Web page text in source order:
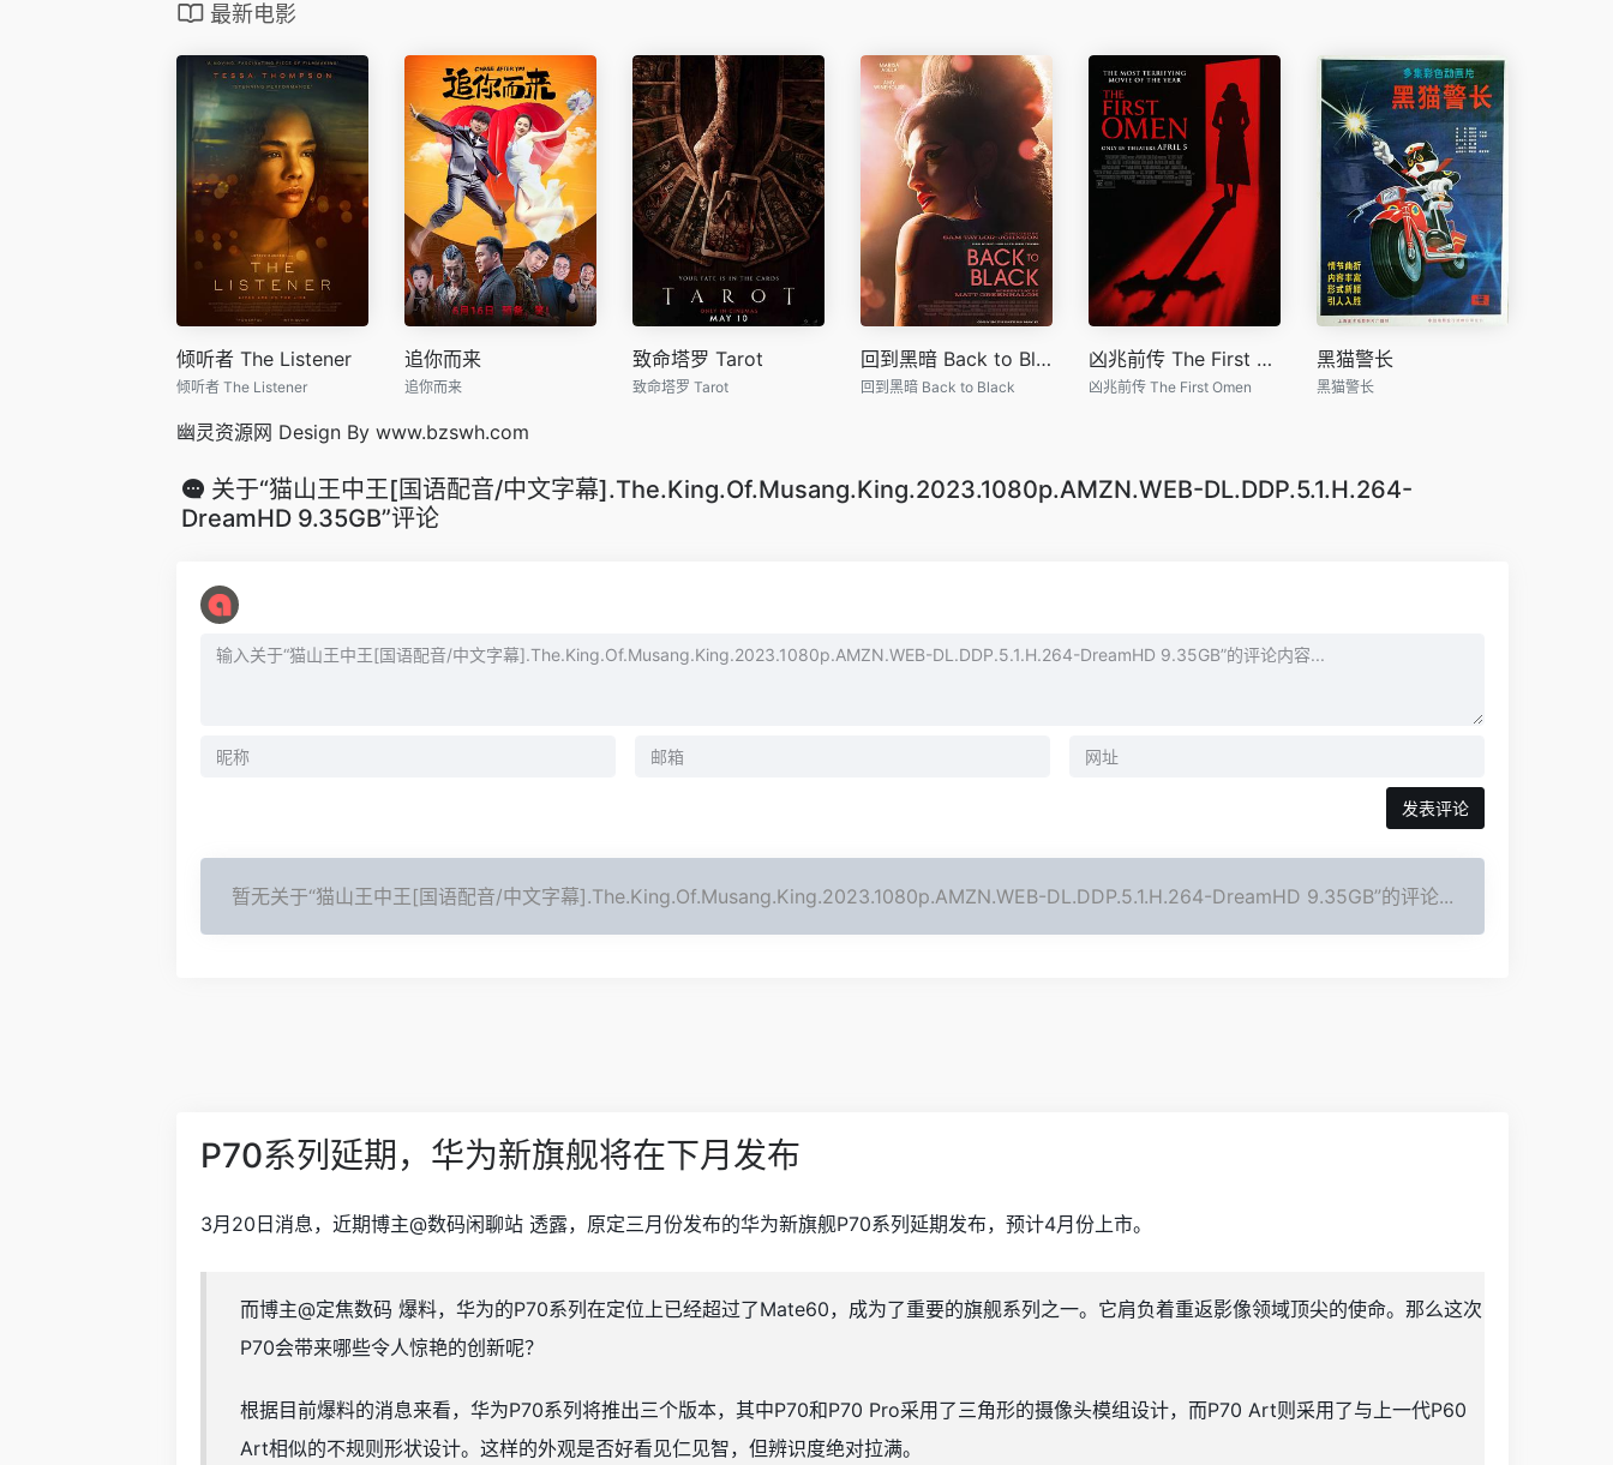
最新电影
倾听者 The Listener
倾听者 The Listener
追你而来
追你而来
致命塔罗 Tarot
致命塔罗 Tarot
回到黑暗 Back to Black
回到黑暗 Back to Black
凶兆前传 The First Omen
凶兆前传 The First Omen
黑猫警长
黑猫警长
幽灵资源网 Design By www.bzswh.com
关于“猫山王中王[国语配音/中文字幕].The.King.Of.Musang.King.2023.1080p.AMZN.WEB-DL.DDP.5.1.H.264-
DreamHD 9.35GB”评论
暂无关于“猫山王中王[国语配音/中文字幕].The.King.Of.Musang.King.2023.1080p.AMZN.WEB-DL.DDP.5.1.H.264-DreamHD 9.35GB”的评论...
P70系列延期，华为新旗舰将在下月发布
3月20日消息，近期博主@数码闲聊站 透露，原定三月份发布的华为新旗舰P70系列延期发布，预计4月份上市。
而博主@定焦数码 爆料，华为的P70系列在定位上已经超过了Mate60，成为了重要的旗舰系列之一。它肩负着重返影像领域顶尖的使命。那么这次
P70会带来哪些令人惊艳的创新呢？
根据目前爆料的消息来看，华为P70系列将推出三个版本，其中P70和P70 Pro采用了三角形的摄像头模组设计，而P70 Art则采用了与上一代P60
Art相似的不规则形状设计。这样的外观是否好看见仁见智，但辨识度绝对拉满。